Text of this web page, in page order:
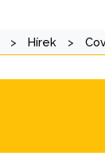
> Hírek >